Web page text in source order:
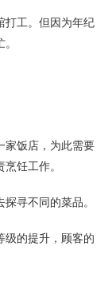
打工。但因为年纪
家饭店，为此需要
饪工作。
寻不同的菜品。
级的提升，顾客的